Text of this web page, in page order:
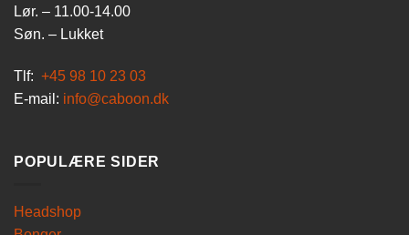
Lør. – 11.00-14.00
Søn. – Lukket
Tlf: +45 98 10 23 03
E-mail: info@caboon.dk
POPULÆRE SIDER
Headshop